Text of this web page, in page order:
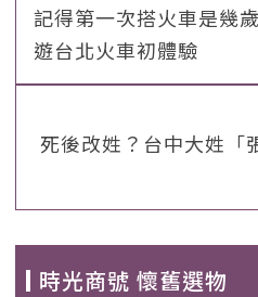
記得第一次搭火車是幾
遊台北火車初體驗
死後改姓？台中大姓「
時光商號 懷舊選物